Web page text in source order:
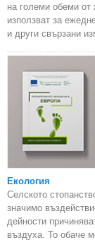
на големи обеми от
използват за
и други свързани
Екология
Селското
значимо
дейности
въздуха. То обаче